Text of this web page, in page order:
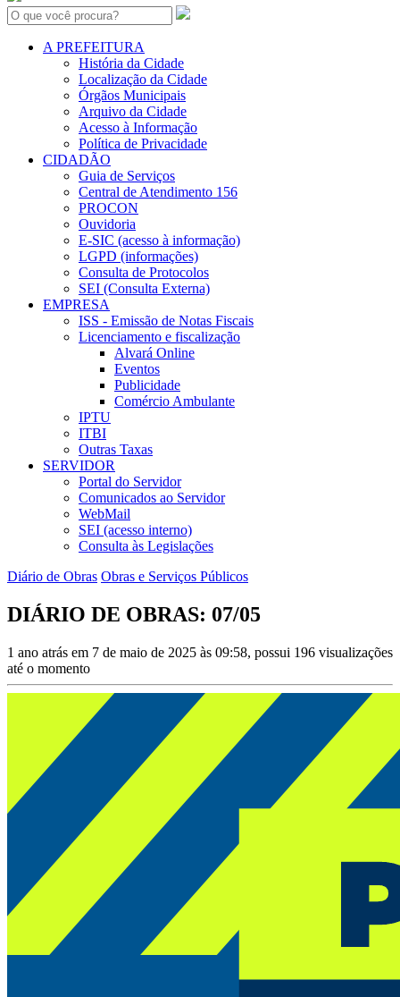
Search:
A PREFEITURA
História da Cidade
Localização da Cidade
Órgãos Municipais
Arquivo da Cidade
Acesso à Informação
Política de Privacidade
CIDADÃO
Guia de Serviços
Central de Atendimento 156
PROCON
Ouvidoria
E-SIC (acesso à informação)
LGPD (informações)
Consulta de Protocolos
SEI (Consulta Externa)
EMPRESA
ISS - Emissão de Notas Fiscais
Licenciamento e fiscalização
Alvará Online
Eventos
Publicidade
Comércio Ambulante
IPTU
ITBI
Outras Taxas
SERVIDOR
Portal do Servidor
Comunicados ao Servidor
WebMail
SEI (acesso interno)
Consulta às Legislações
Diário de Obras Obras e Serviços Públicos
DIÁRIO DE OBRAS: 07/05
1 ano atrás em 7 de maio de 2025 às 09:58, possui 196 visualizações
até o momento